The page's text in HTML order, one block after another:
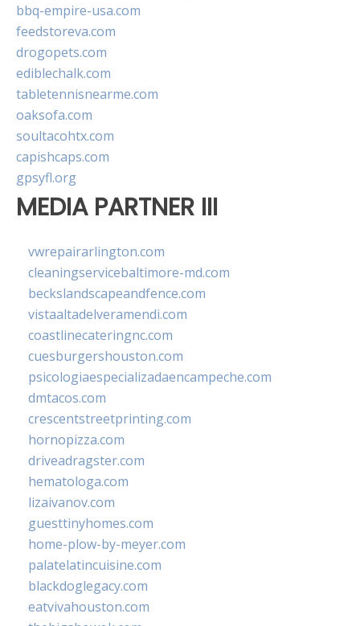
bbq-empire-usa.com
feedstoreva.com
drogopets.com
ediblechalk.com
tabletennisnearme.com
oaksofa.com
soultacohtx.com
capishcaps.com
gpsyfl.org
MEDIA PARTNER III
vwrepairarlington.com
cleaningservicebaltimore-md.com
beckslandscapeandfence.com
vistaaltadelveramendi.com
coastlinecateringnc.com
cuesburgershouston.com
psicologiaespecializadaencampeche.com
dmtacos.com
crescentstreetprinting.com
hornopizza.com
driveadragster.com
hematologa.com
lizaivanov.com
guesttinyhomes.com
home-plow-by-meyer.com
palatelatincuisine.com
blackdoglegacy.com
eatvivahouston.com